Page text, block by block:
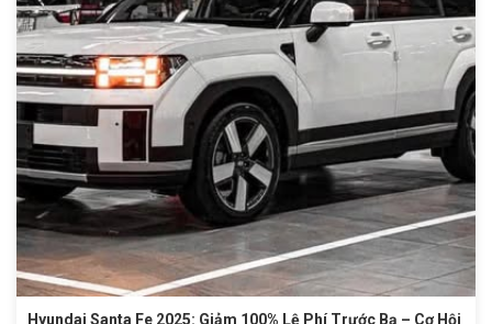
Hyundai Santa Fe 2025: Giảm 100% Lệ Phí Trước Bạ – Cơ Hội